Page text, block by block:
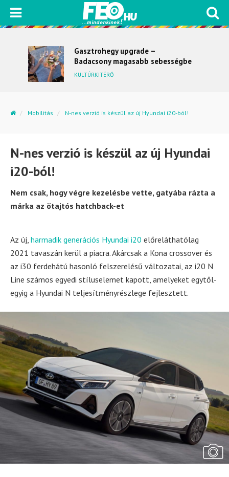
Gasztrohegy upgrade –
Badacsony magasabb sebességbe
kapcsol
KULTÚRKITÉRŐ
Mobilitás N-nes verzió is készül az új Hyundai i20-ból!
N-nes verzió is készül az új Hyundai
i20-ból!
Nem csak, hogy végre kezelésbe vette, gatyába rázta a
márka az ötajtós hatchback-et
Az új, harmadik generációs Hyundai i20 előreláthatólag
2021 tavaszán kerül a piacra. Akárcsak a Kona crossover és
az i30 ferdehátú hasonló felszerelésű változatai, az i20 N
Line számos egyedi stíluselemet kapott, amelyeket egytől-
egyig a Hyundai N teljesítményrészlege fejlesztett.